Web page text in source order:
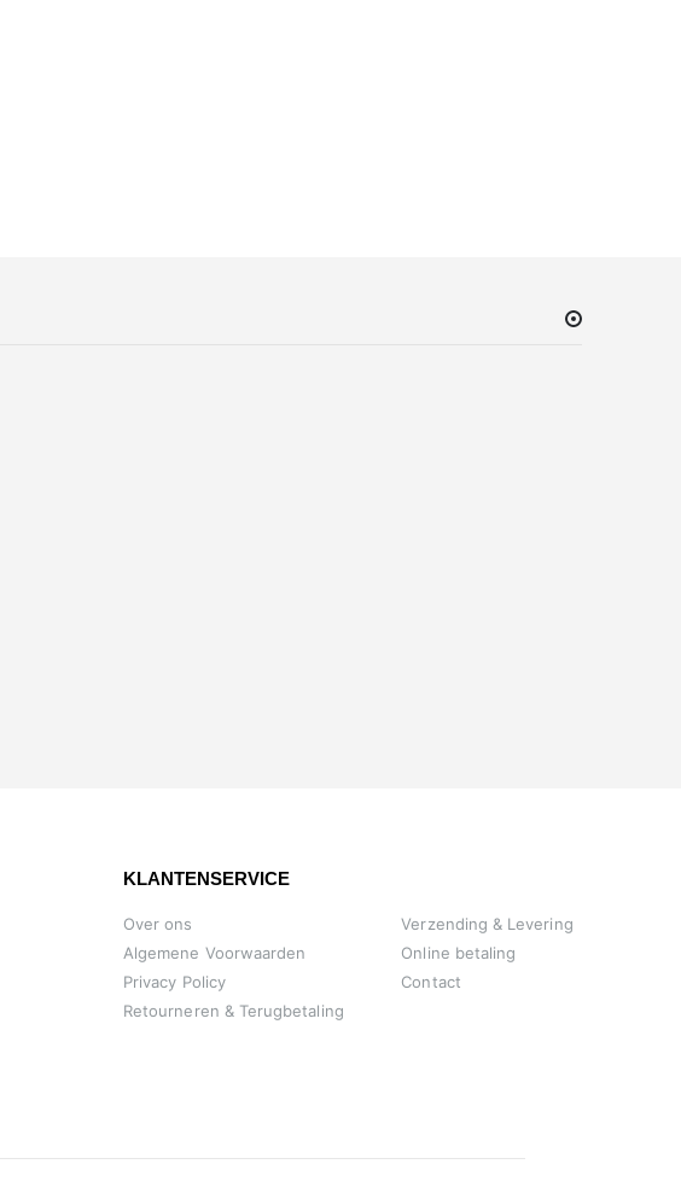
KLANTENSERVICE
Over ons
Algemene Voorwaarden
Privacy Policy
Retourneren & Terugbetaling
Verzending & Levering
Online betaling
Contact